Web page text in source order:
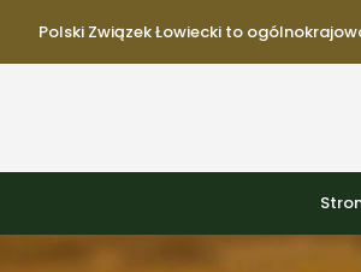
Polski Związek Łowiecki to